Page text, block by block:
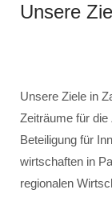
Unsere
Unsere Ziele in
Zeiträume für die
Beteiligung für
wirtschaften in
regionalen